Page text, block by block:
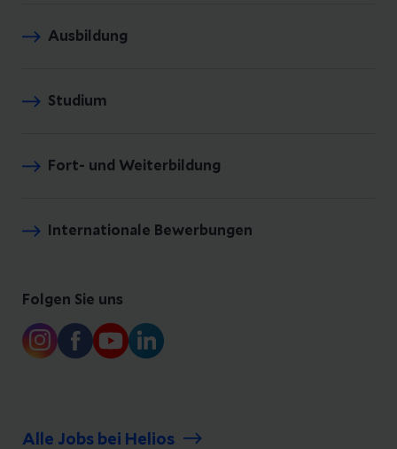
Ausbildung
Studium
Fort- und Weiterbildung
Internationale Bewerbungen
Folgen Sie uns
Alle Jobs bei Helios